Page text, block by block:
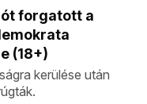
forgatott a
(18+)
kerülése után